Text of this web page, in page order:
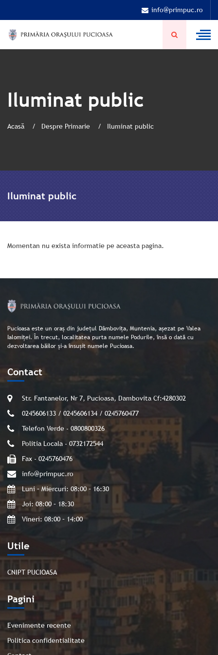
info@primpuc.ro
Iluminat public
Acasă Despre Primarie Iluminat public
Iluminat public
Momentan nu exista informatie pe aceasta pagina.
Pucioasa este un oraș din județul Dâmbovița, Muntenia, așezat pe Valea
Ialomiței. În trecut, localitatea purta numele Podurile, însă o dată cu
dezvoltarea băilor și-a însușit numele Pucioasa.
Utile
CNIPT PUCIOASA
Pagini
Evenimente recente
Politica confidentialitate
Contact
Str. Fantanelor, Nr 7, Pucioasa, Dambovita Cf:4280302
0245606133 / 0245606134 / 0245760477
Telefon Verde - 0800800326
Politia Locala - 0732172544
Fax - 0245760476
info@primpuc.ro
Luni – Miercuri: 08:00 – 16:30
Joi: 08:00 – 18:30
Vineri: 08:00 – 14:00